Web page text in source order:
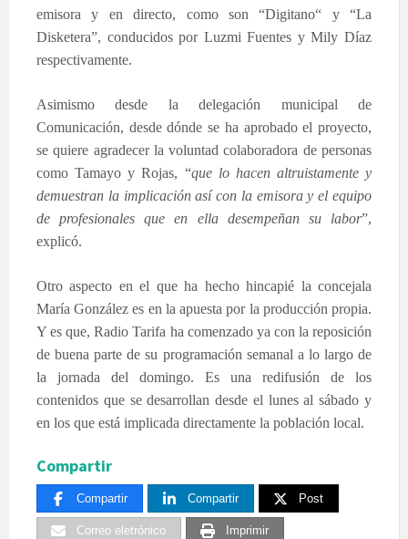
emisora y en directo, como son “Digitano“ y “La
Disketera”, conducidos por Luzmi Fuentes y Mily Díaz
respectivamente.
Asimismo desde la delegación municipal de
Comunicación, desde dónde se ha aprobado el proyecto,
se quiere agradecer la voluntad colaboradora de personas
como Tamayo y Rojas, “que lo hacen altruistamente y
demuestran la implicación así con la emisora y el equipo
de profesionales que en ella desempeñan su labor”,
explicó.
Otro aspecto en el que ha hecho hincapié la concejala
María González es en la apuesta por la producción propia.
Y es que, Radio Tarifa ha comenzado ya con la reposición
de buena parte de su programación semanal a lo largo de
la jornada del domingo. Es una redifusión de los
contenidos que se desarrollan desde el lunes al sábado y
en los que está implicada directamente la población local.
Compartir
Compartir Compartir Post
Correo eletrónico Imprimir